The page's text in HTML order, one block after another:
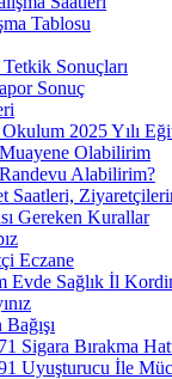
Tablosu
Sonuçları
Sonuç
2025 Yılı
Olabilirim
Alabilirim?
Saatleri,
Gereken Kurallar
Eczane
Evde Sağlık İl
Sigara Bırakma
Uyuşturucu İle